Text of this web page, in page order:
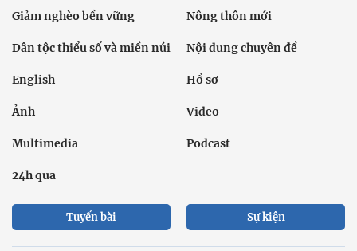
Giảm nghèo bền vững Nông thôn mới
Dân tộc thiểu số và miền núi Nội dung chuyên đề
English Hồ sơ
Ảnh Video
Multimedia Podcast
24h qua
Tuyến bài Sự kiện